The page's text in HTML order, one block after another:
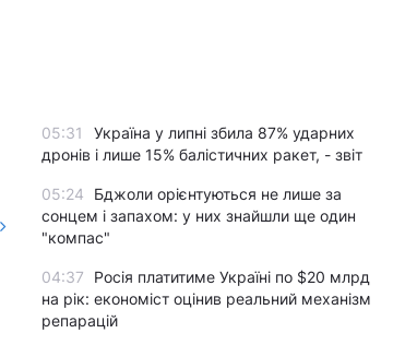
05:31
Україна у липні збила 87% ударних
дронів і лише 15% балістичних ракет, - звіт
05:24
Бджоли орієнтуються не лише за
сонцем і запахом: у них знайшли ще один
"компас"
04:37
Росія платитиме Україні по $20 млрд
на рік: економіст оцінив реальний механізм
репарацій